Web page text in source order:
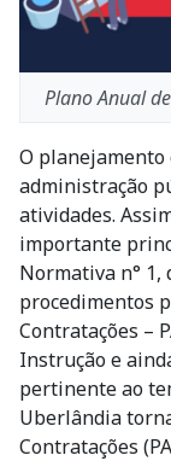
Plano Anual
O
administração
atividades.
importante
Normativa n° 1,
procedimentos
Contratações –
Instrução e
pertinente ao
Uberlândia
Contratações